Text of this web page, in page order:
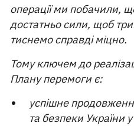
операції ми побачили,
достатньо сили, щоб
тиснемо справді міцно.
Тому ключем до
Плану перемоги є:
успішне
та безпеки України